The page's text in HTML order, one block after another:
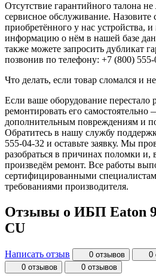
Отсутствие гарантийного талона
сервисное обслуживание.
приобретённого у нас устройства,
информацию о нём в нашей базе
также можете запросить дубликат
позвонив по телефону: +7 (800) 555-
Что делать, если товар сломался и
Если ваше оборудование перестало
ремонтировать его
дополнительным повреждениям и
Обратитесь в нашу службу
555-04-32 и оставьте заявку. Мы
разобраться в причинах поломки и,
произведём ремонт. Все работы
сертифицированными
требованиями производителя.
Отзывы о ИБП Eaton
CU
Написать отзыв 0 отзывов 0
0 отзывов
0 отзывов